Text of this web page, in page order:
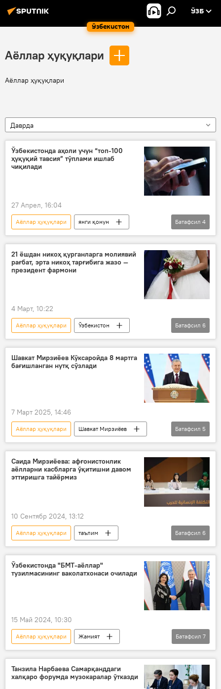
Ўзбекистон
ЎЗБ
Аёллар ҳуқуқлари
Аёллар ҳуқуқлари
Даврда
Ўзбекистонда аҳоли учун “топ-100
ҳуқуқий тавсия” тўплами ишлаб
чиқилади
27 Апрел, 16:04
Аёллар ҳуқуқлари
янги қонун
Ўзбекистон
Жамият
сунъий интеллект
маҳалла
Батафсил 4
21 ёшдан никоҳ қурганларга молиявий
рағбат, эрта никоҳ тарғибига жазо —
президент фармони
4 Март, 10:22
Аёллар ҳуқуқлари
Ўзбекистон
Жамият
оила
болалар
янги қонун
Аёллар
Шавкат Мирзиёев
Батафсил 6
Шавкат Мирзиёев Кўксаройда 8 мартга
бағишланган нутқ сўзлади
7 Март 2025, 14:46
Аёллар ҳуқуқлари
Шавкат Мирзиёев
президент
табрик
8 март - Халқаро хотин-қизлар куни
Аёллар
Ўзбекистон
Батафсил 5
Саида Мирзиёева: афғонистонлик
аёлларни касбларга ўқитишни давом
эттиришга тайёрмиз
10 Сентябр 2024, 13:12
Аёллар ҳуқуқлари
таълим
Ўзбекистон
Афғонистон
Саида Мирзиёева
хотин-қизлар
касб-ҳунар мактаблари
Жамият
Батафсил 6
Ўзбекистонда "БМТ-аёллар"
тузилмасининг ваколатхонаси очилади
15 Май 2024, 10:30
Аёллар ҳуқуқлари
Жамият
Ўзбекистон
Самарқанд
Шавкат Мирзиёев
БМТ
Аёллар хотин-қизлар
Батафсил 7
Танзила Нарбаева Самарқанддаги
халқаро форумда музокаралар ўтказди